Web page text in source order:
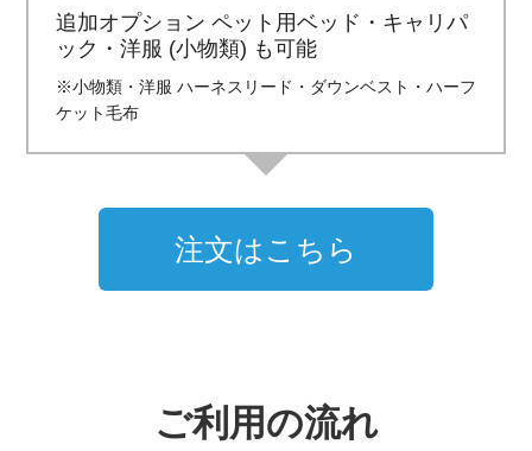
追加オプション ペット用ベッド・キャリパ
ック・洋服 (小物類) も可能
※小物類・洋服 ハーネスリード・ダウンベスト・ハーフ
ケット毛布
注文はこちら
ご利用の流れ